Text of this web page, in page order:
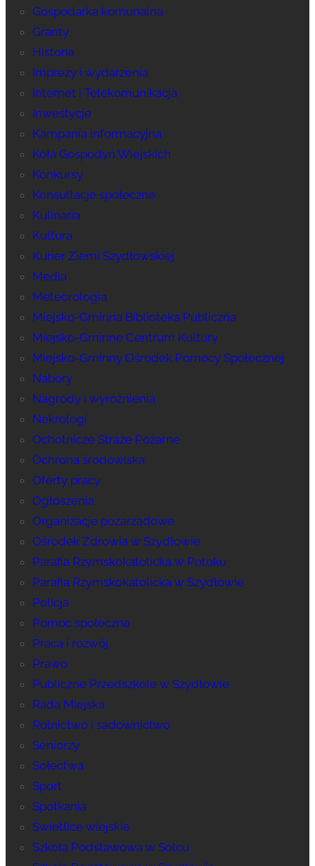
Gospodarka komunalna
Granty
Historia
Imprezy i wydarzenia
Internet i Telekomunikacja
Inwestycje
Kampania informacyjna
Koła Gospodyń Wiejskich
Konkursy
Konsultacje społeczne
Kulinaria
Kultura
Kurier Ziemi Szydłowskiej
Media
Meteorologia
Miejsko-Gminna Biblioteka Publiczna
Miejsko-Gminne Centrum Kultury
Miejsko-Gminny Ośrodek Pomocy Społecznej
Nabory
Nagrody i wyróżnienia
Nekrologi
Ochotnicze Straże Pożarne
Ochrona środowiska
Oferty pracy
Ogłoszenia
Organizacje pozarządowe
Ośrodek Zdrowia w Szydłowie
Parafia Rzymskokatolicka w Potoku
Parafia Rzymskokatolicka w Szydłowie
Policja
Pomoc społeczna
Praca i rozwój
Prawo
Publiczne Przedszkole w Szydłowie
Rada Miejska
Rolnictwo i sadownictwo
Seniorzy
Sołectwa
Sport
Spotkania
Świetlice wiejskie
Szkoła Podstawowa w Solcu